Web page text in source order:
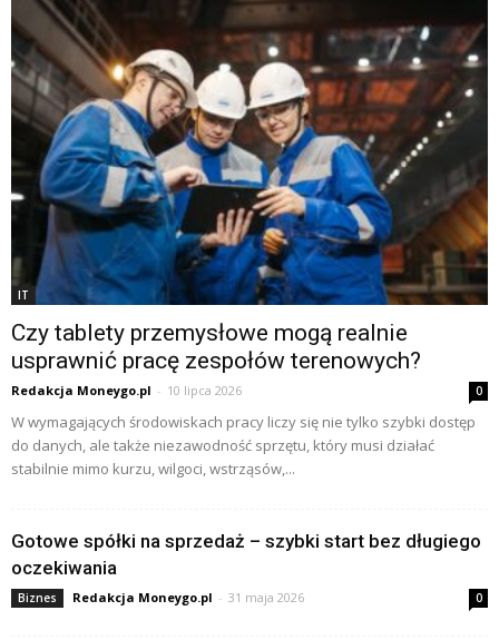
IT
Czy tablety przemysłowe mogą realnie
usprawnić pracę zespołów terenowych?
Redakcja Moneygo.pl - 10 lipca 2026 0
W wymagających środowiskach pracy liczy się nie tylko szybki dostęp
do danych, ale także niezawodność sprzętu, który musi działać
stabilnie mimo kurzu, wilgoci, wstrząsów,...
Gotowe spółki na sprzedaż – szybki start bez długiego
oczekiwania
Biznes Redakcja Moneygo.pl - 31 maja 2026 0